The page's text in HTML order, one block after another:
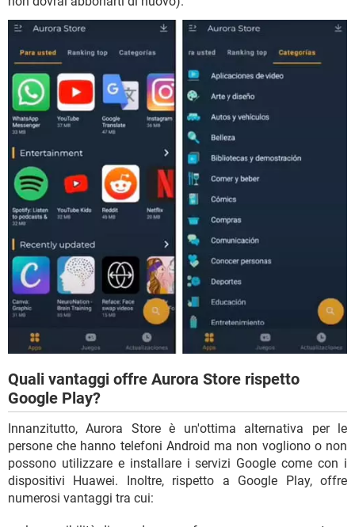
Quali vantaggi offre Aurora Store rispetto
Google Play?
Innanzitutto, Aurora Store è un'ottima alternativa per le
persone che hanno telefoni Android ma non vogliono o non
possono utilizzare e installare i servizi Google come con i
dispositivi Huawei. Inoltre, rispetto a Google Play, offre
numerosi vantaggi tra cui: